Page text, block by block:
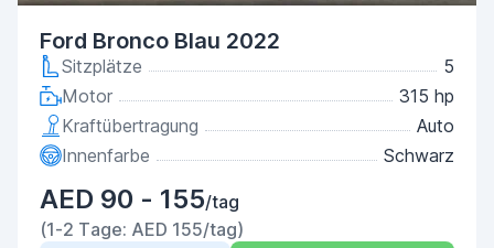
Ford Bronco Blau 2022
Sitzplätze
5
Motor
315 hp
Kraftübertragung
Auto
Innenfarbe
Schwarz
AED 90 - 155/tag
(1-2 Tage: AED 155/tag)